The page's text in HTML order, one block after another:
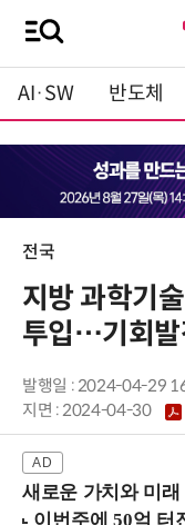
AI·SW 반도체
전국
지방 과학기
투입…기회발
발행일 : 2024-04-29
지면 :2024-04-30
새로운 가치와 미래 업무 환경을